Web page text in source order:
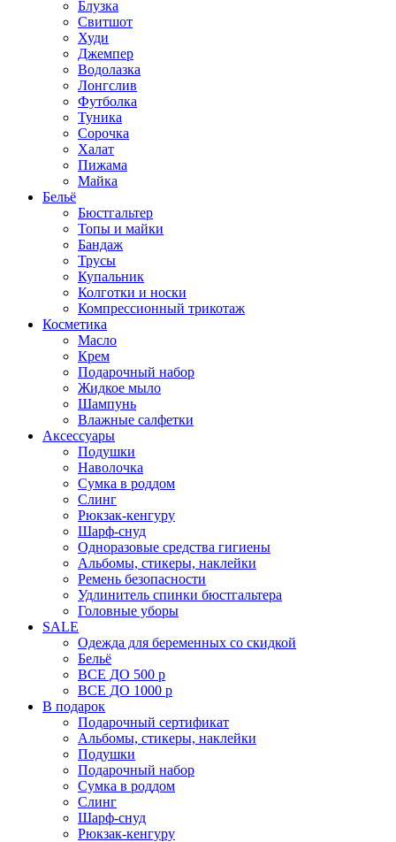
Блузка
Свитшот
Худи
Джемпер
Водолазка
Лонгслив
Футболка
Туника
Сорочка
Халат
Пижама
Майка
Бельё
Бюстгальтер
Топы и майки
Бандаж
Трусы
Купальник
Колготки и носки
Компрессионный трикотаж
Косметика
Масло
Крем
Подарочный набор
Жидкое мыло
Шампунь
Влажные салфетки
Аксессуары
Подушки
Наволочка
Сумка в роддом
Cлинг
Рюкзак-кенгуру
Шарф-снуд
Одноразовые средства гигиены
Альбомы, стикеры, наклейки
Ремень безопасности
Удлинитель спинки бюстгальтера
Головные уборы
SALE
Одежда для беременных со скидкой
Бельё
ВСЕ ДО 500 р
ВСЕ ДО 1000 р
В подарок
Подарочный сертификат
Альбомы, стикеры, наклейки
Подушки
Подарочный набор
Сумка в роддом
Слинг
Шарф-снуд
Рюкзак-кенгуру